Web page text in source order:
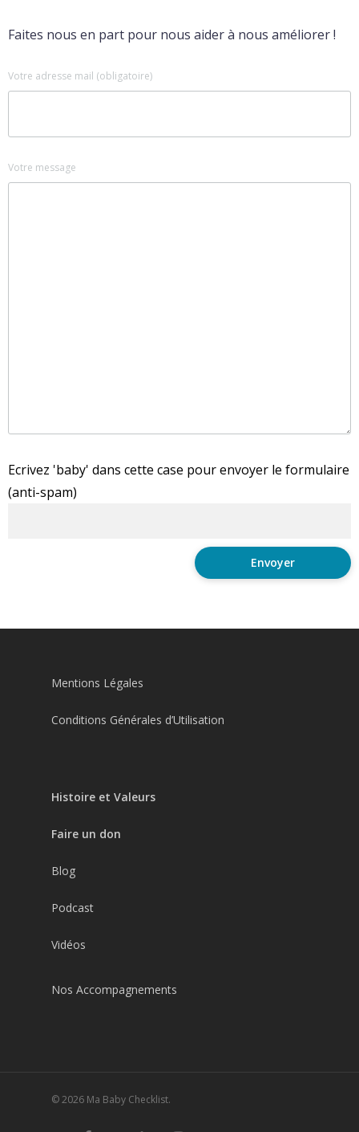
Faites nous en part pour nous aider à nous améliorer !
Votre adresse mail (obligatoire)
Votre message
Ecrivez 'baby' dans cette case pour envoyer le formulaire
(anti-spam)
Mentions Légales
Conditions Générales d’Utilisation
Histoire et Valeurs
Faire un don
Blog
Podcast
Vidéos
Nos Accompagnements
© 2026 Ma Baby Checklist.